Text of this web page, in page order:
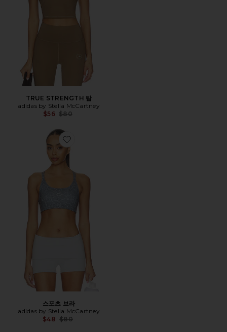
TRUE STRENGTH 탑
adidas by Stella McCartney
$56 Previous price:
$80
Favorite 스포츠 브라
스포츠 브라
adidas by Stella McCartney
$48 Previous price:
$80